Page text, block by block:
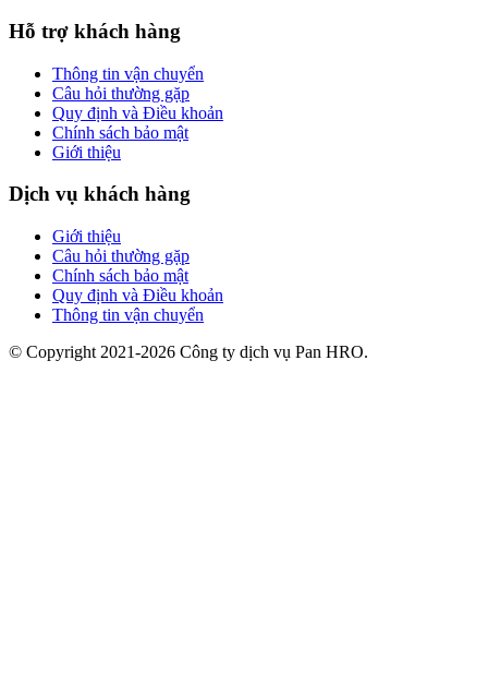
Hỗ trợ khách hàng
Thông tin vận chuyển
Câu hỏi thường gặp
Quy định và Điều khoản
Chính sách bảo mật
Giới thiệu
Dịch vụ khách hàng
Giới thiệu
Câu hỏi thường gặp
Chính sách bảo mật
Quy định và Điều khoản
Thông tin vận chuyển
© Copyright 2021-2026 Công ty dịch vụ Pan HRO.